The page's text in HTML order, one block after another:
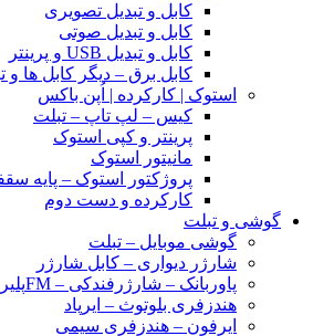
کابل و تبدیل تصویری
کابل و تبدیل صوتی
کابل و تبدیل USB و پرینتر
کابل برق – دیگر کابل ها و
استوک | کارکرده | اُپن باکس
کیس – لپ تاپ – تبلت
پرینتر و کپی استوک
مانیتور استوک
پروژکتور استوک – پایه
کارکرده و دست دوم
گوشی و تبلت
گوشی موبایل – تبلت
شارژر دیواری – کابل شارژر
پاوربانک – شارژرفندکی – FMپلیر
هندزفری بلوتوث – ایرپاد
ایرفون – هندزفری سیمی